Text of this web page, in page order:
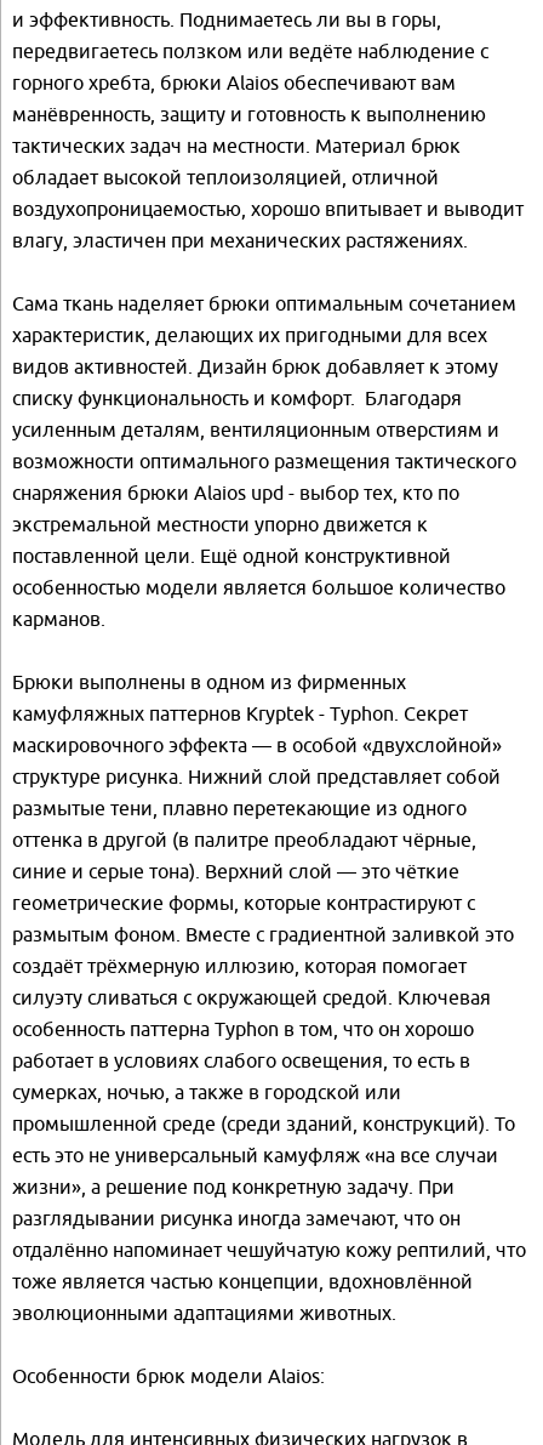
и эффективность. Поднимаетесь ли вы в горы,
передвигаетесь ползком или ведёте наблюдение с
горного хребта, брюки Alaios обеспечивают вам
манёвренность, защиту и готовность к выполнению
тактических задач на местности. Материал брюк
обладает высокой теплоизоляцией, отличной
воздухопроницаемостью, хорошо впитывает и выводит
влагу, эластичен при механических растяжениях.
Сама ткань наделяет брюки оптимальным сочетанием
характеристик, делающих их пригодными для всех
видов активностей. Дизайн брюк добавляет к этому
списку функциональность и комфорт. Благодаря
усиленным деталям, вентиляционным отверстиям и
возможности оптимального размещения тактического
снаряжения брюки Alaios upd - выбор тех, кто по
экстремальной местности упорно движется к
поставленной цели. Ещё одной конструктивной
особенностью модели является большое количество
карманов.
Брюки выполнены в одном из фирменных
камуфляжных паттернов Kryptek - Typhon. Секрет
маскировочного эффекта — в особой «двухслойной»
структуре рисунка. Нижний слой представляет собой
размытые тени, плавно перетекающие из одного
оттенка в другой (в палитре преобладают чёрные,
синие и серые тона). Верхний слой — это чёткие
геометрические формы, которые контрастируют с
размытым фоном. Вместе с градиентной заливкой это
создаёт трёхмерную иллюзию, которая помогает
силуэту сливаться с окружающей средой. Ключевая
особенность паттерна Typhon в том, что он хорошо
работает в условиях слабого освещения, то есть в
сумерках, ночью, а также в городской или
промышленной среде (среди зданий, конструкций). То
есть это не универсальный камуфляж «на все случаи
жизни», а решение под конкретную задачу. При
разглядывании рисунка иногда замечают, что он
отдалённо напоминает чешуйчатую кожу рептилий, что
тоже является частью концепции, вдохновлённой
эволюционными адаптациями животных.
Особенности брюк модели Alaios:
Модель для интенсивных физических нагрузок в